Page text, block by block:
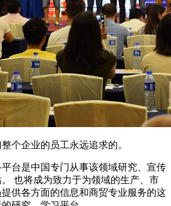
个企业的员工永远追求的。
台是中国专门从事该领域研究、宣传
也将成为致力于为领域的生产、市
供各方面的信息和商贸专业服务的这